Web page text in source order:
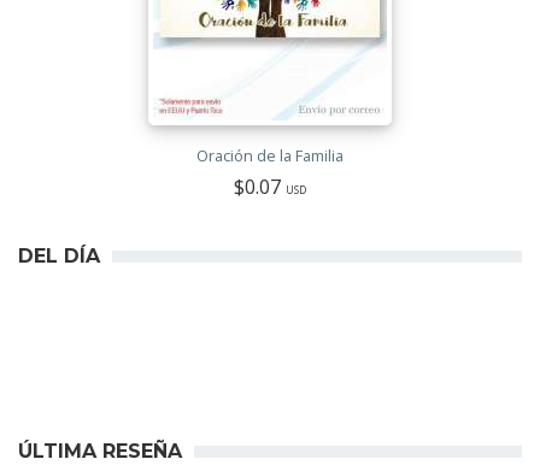
Oración de la Familia
$0.07 USD
DEL DÍA
ÚLTIMA RESEÑA